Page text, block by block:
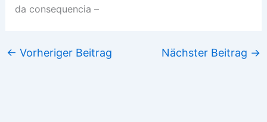
da consequencia –
← Vorheriger Beitrag Nächster Beitrag →